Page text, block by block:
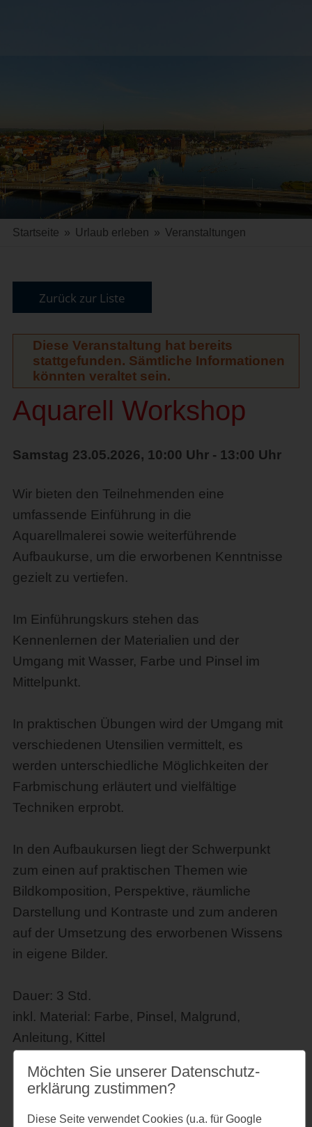
Startseite » Urlaub erleben » Veranstaltungen
Zurück zur Liste
Diese Veranstaltung hat bereits
stattgefunden. Sämtliche Informationen
könnten veraltet sein.
Aquarell Workshop
Samstag 23.05.2026, 10:00 Uhr - 13:00 Uhr
Wir bieten den Teilnehmenden eine
umfassende Einführung in die
Aquarellmalerei sowie weiterführende
Aufbaukurse, um die erworbenen Kenntnisse
gezielt zu vertiefen.
Im Einführungskurs stehen das
Kennenlernen der Materialien und der
Umgang mit Wasser, Farbe und Pinsel im
Mittelpunkt.
In praktischen Übungen wird der Umgang mit
verschiedenen Utensilien vermittelt, es
werden unterschiedliche Möglichkeiten der
Farbmischung erläutert und vielfältige
Techniken erprobt.
In den Aufbaukursen liegt der Schwerpunkt
zum einen auf praktischen Themen wie
Bildkomposition, Perspektive, räumliche
Darstellung und Kontraste und zum anderen
auf der Umsetzung des erworbenen Wissens
in eigene Bilder.
Dauer: 3 Std.
inkl. Material: Farbe, Pinsel, Malgrund,
Anleitung, Kittel
Preise
Einzelpreis: 87 €
Pauschalpreis für Gruppen 342 €, 6
Möchten Sie unserer Datenschutz­
erklärung zustimmen?
Diese Seite verwendet Cookies (u.a. für Google